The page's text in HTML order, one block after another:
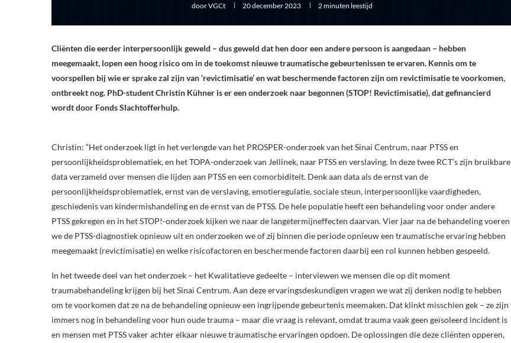
doorVGCt 20 december 2023 2 minuten leestijd
Cliënten die eerder interpersoonlijk geweld – dus geweld dat hen door een andere persoon is aangedaan – hebben
meegemaakt, lopen een hoog risico om in de toekomst nieuwe traumatische gebeurtenissen te ervaren. Kennis om te
voorspellen bij wie er sprake zal zijn van ‘revictimisatie’ en wat beschermende factoren zijn om revictimisatie te voorkomen,
ontbreekt nog. PhD-student Christin Kühner is er een onderzoek naar begonnen (STOP! Revictimisatie), dat gefinancierd
wordt door Fonds Slachtofferhulp.
Christin: “Het onderzoek ligt in het verlengde van het PROSPER-onderzoek van het Sinai Centrum, naar PTSS en
persoonlijkheidsproblematiek, en het TOPA-onderzoek van Jellinek, naar PTSS en verslaving. In deze twee RCT’s zijn bruikbare
data verzameld over mensen die lijden aan PTSS en een comorbiditeit. Denk aan data als de ernst van de
persoonlijkheidsproblematiek, ernst van de verslaving, emotieregulatie, sociale steun, interpersoonlijke vaardigheden,
geschiedenis van kindermishandeling en de ernst van de PTSS. De hele populatie heeft een behandeling voor onder andere
PTSS gekregen en in het STOP!-onderzoek kijken we naar de langetermijneffecten daarvan. Vier jaar na de behandeling voeren
we de PTSS-diagnostiek opnieuw uit en onderzoeken we of zij binnen die periode opnieuw een traumatische ervaring hebben
meegemaakt (revictimisatie) en welke risicofactoren en beschermende factoren daarbij een rol kunnen hebben gespeeld.
In het tweede deel van het onderzoek – het Kwalitatieve gedeelte – interviewen we mensen die op dit moment
traumabehandeling krijgen bij het Sinai Centrum. Aan deze ervaringsdeskundigen vragen we wat zij denken nodig te hebben
om te voorkomen dat ze na de behandeling opnieuw een ingrijpende gebeurtenis meemaken. Dat klinkt misschien gek – ze zijn
immers nog in behandeling voor hun oude trauma – maar die vraag is relevant, omdat trauma vaak geen geïsoleerd incident is
en mensen met PTSS vaker achter elkaar nieuwe traumatische ervaringen opdoen. De oplossingen die deze cliënten opperen,